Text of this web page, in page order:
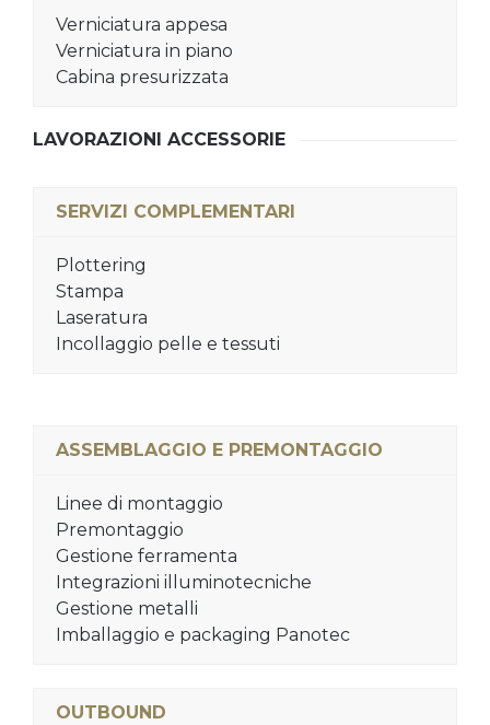
Verniciatura appesa
Verniciatura in piano
Cabina presurizzata
LAVORAZIONI ACCESSORIE
SERVIZI COMPLEMENTARI
Plottering
Stampa
Laseratura
Incollaggio pelle e tessuti
ASSEMBLAGGIO E PREMONTAGGIO
Linee di montaggio
Premontaggio
Gestione ferramenta
Integrazioni illuminotecniche
Gestione metalli
Imballaggio e packaging Panotec
OUTBOUND